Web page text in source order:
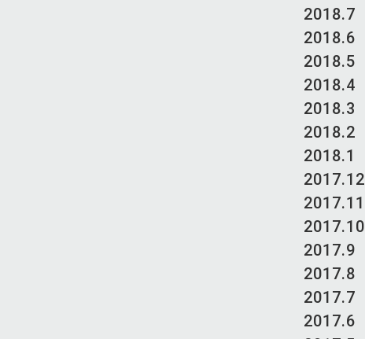
2018.7
2018.6
2018.5
2018.4
2018.3
2018.2
2018.1
2017.12
2017.11
2017.10
2017.9
2017.8
2017.7
2017.6